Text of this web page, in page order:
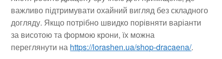
важливо підтримувати охайний вигляд без складного
догляду. Якщо потрібно швидко порівняти варіанти
за висотою та формою крони, їх можна
переглянути на https://lorashen.ua/shop-dracaena/.